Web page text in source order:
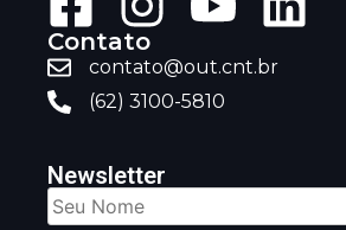
Contato
contato@out.cnt.br
(62) 3100-5810
Newsletter